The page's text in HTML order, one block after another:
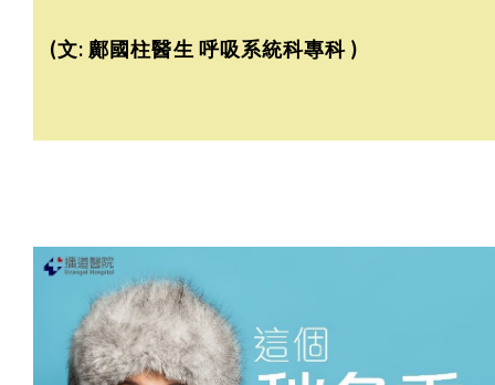
(文: 鄺國柱醫生 呼吸系統科專科 )